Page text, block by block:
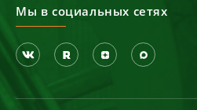
Мы в социальных сетях